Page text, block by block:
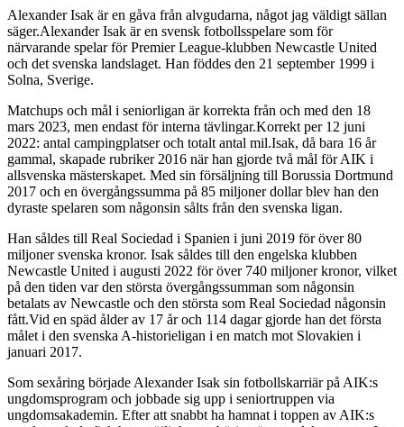
Alexander Isak är en gåva från alvgudarna, något jag väldigt sällan
säger.Alexander Isak är en svensk fotbollsspelare som för
närvarande spelar för Premier League-klubben Newcastle United
och det svenska landslaget. Han föddes den 21 september 1999 i
Solna, Sverige.
Matchups och mål i seniorligan är korrekta från och med den 18
mars 2023, men endast för interna tävlingar.Korrekt per 12 juni
2022: antal campingplatser och totalt antal mil.Isak, då bara 16 år
gammal, skapade rubriker 2016 när han gjorde två mål för AIK i
allsvenska mästerskapet. Med sin försäljning till Borussia Dortmund
2017 och en övergångssumma på 85 miljoner dollar blev han den
dyraste spelaren som någonsin sålts från den svenska ligan.
Han såldes till Real Sociedad i Spanien i juni 2019 för över 80
miljoner svenska kronor. Isak såldes till den engelska klubben
Newcastle United i augusti 2022 för över 740 miljoner kronor, vilket
på den tiden var den största övergångssumman som någonsin
betalats av Newcastle och den största som Real Sociedad någonsin
fått.Vid en späd ålder av 17 år och 114 dagar gjorde han det första
målet i den svenska A-historieligan i en match mot Slovakien i
januari 2017.
Som sexåring började Alexander Isak sin fotbollskarriär på AIK:s
ungdomsprogram och jobbade sig upp i seniortruppen via
ungdomsakademin. Efter att snabbt ha hamnat i toppen av AIK:s